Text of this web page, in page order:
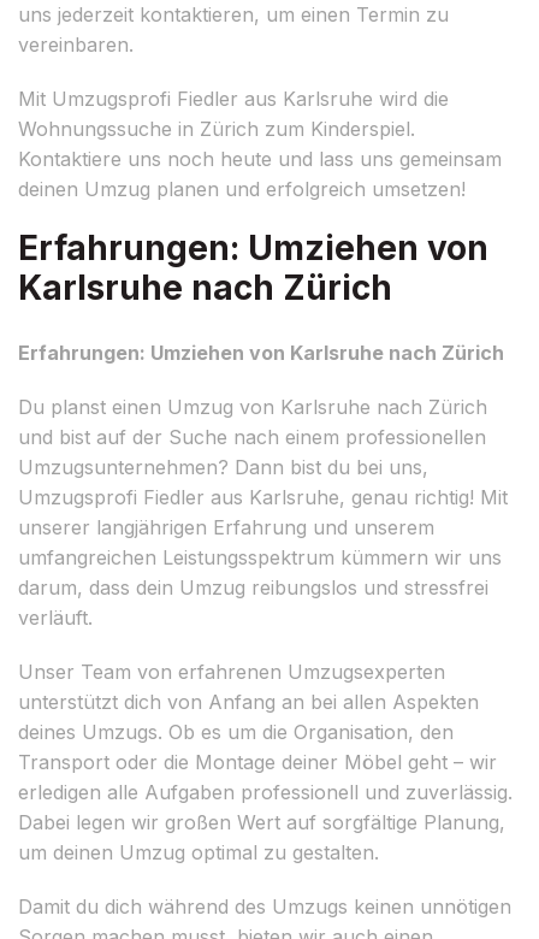
uns jederzeit kontaktieren, um einen Termin zu
vereinbaren.
Mit Umzugsprofi Fiedler aus Karlsruhe wird die
Wohnungssuche in Zürich zum Kinderspiel.
Kontaktiere uns noch heute und lass uns gemeinsam
deinen Umzug planen und erfolgreich umsetzen!
Erfahrungen: Umziehen von
Karlsruhe nach Zürich
Erfahrungen: Umziehen von Karlsruhe nach Zürich
Du planst einen Umzug von Karlsruhe nach Zürich
und bist auf der Suche nach einem professionellen
Umzugsunternehmen? Dann bist du bei uns,
Umzugsprofi Fiedler aus Karlsruhe, genau richtig! Mit
unserer langjährigen Erfahrung und unserem
umfangreichen Leistungsspektrum kümmern wir uns
darum, dass dein Umzug reibungslos und stressfrei
verläuft.
Unser Team von erfahrenen Umzugsexperten
unterstützt dich von Anfang an bei allen Aspekten
deines Umzugs. Ob es um die Organisation, den
Transport oder die Montage deiner Möbel geht – wir
erledigen alle Aufgaben professionell und zuverlässig.
Dabei legen wir großen Wert auf sorgfältige Planung,
um deinen Umzug optimal zu gestalten.
Damit du dich während des Umzugs keinen unnötigen